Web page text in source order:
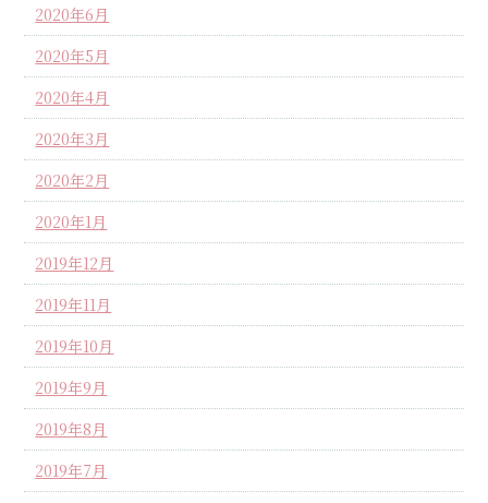
2020年6月
2020年5月
2020年4月
2020年3月
2020年2月
2020年1月
2019年12月
2019年11月
2019年10月
2019年9月
2019年8月
2019年7月